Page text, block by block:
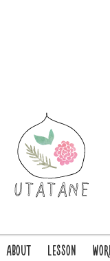
ABOUT LESSON